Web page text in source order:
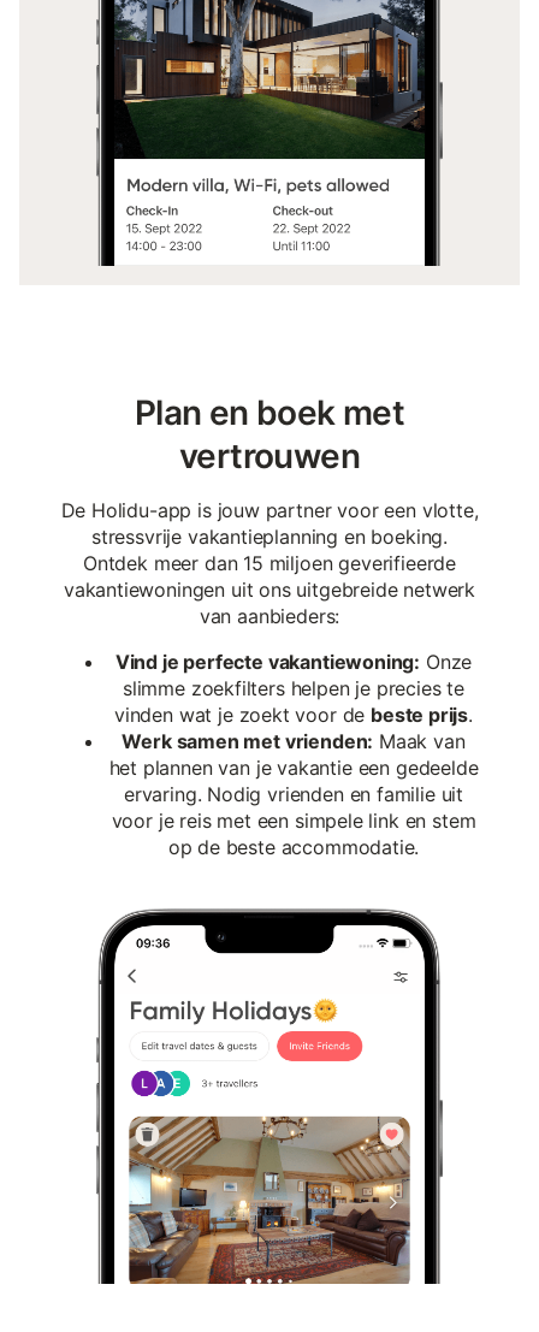
Plan en boek met
vertrouwen
De Holidu-app is jouw partner voor een vlotte,
stressvrije vakantieplanning en boeking.
Ontdek meer dan 15 miljoen geverifieerde
vakantiewoningen uit ons uitgebreide netwerk
van aanbieders:
Vind je perfecte vakantiewoning: Onze
slimme zoekfilters helpen je precies te
vinden wat je zoekt voor de beste prijs.
Werk samen met vrienden: Maak van
het plannen van je vakantie een gedeelde
ervaring. Nodig vrienden en familie uit
voor je reis met een simpele link en stem
op de beste accommodatie.